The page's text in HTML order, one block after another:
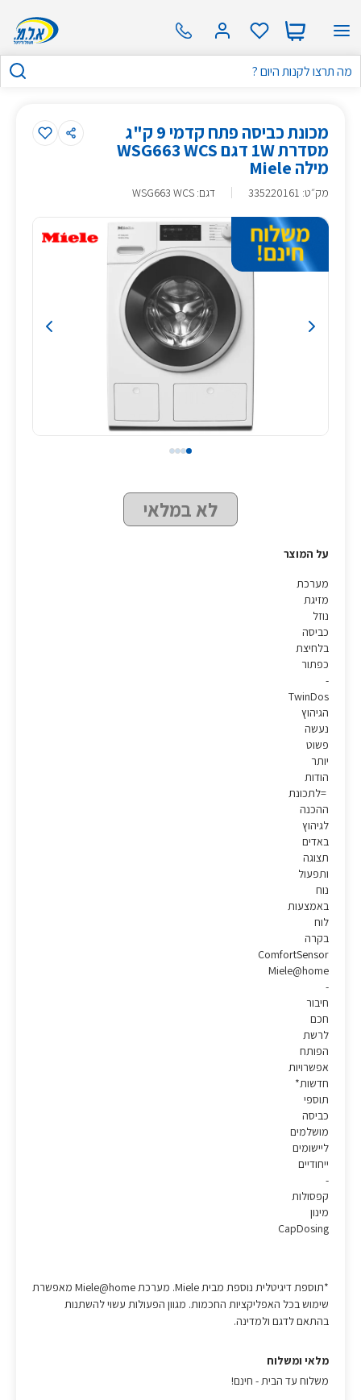
מכונת כביסה פתח קדמי 9 ק"ג
מסדרת 1W דגם WSG663 WCS
מילה Miele
מק״ט:
335220161 דגם: WSG663 WCS
לא במלאי
על המוצר
מערכת
מזיגת
נוזל
כביסה
בלחיצת
כפתור
-
TwinDos
הגיהוץ
נעשה
פשוט
יותר
הודות
=לתכונת
ההכנה
לגיהוץ
באדים
תצוגה
ותפעול
נוח
באמצעות
לוח
בקרה
ComfortSensor
Miele@home
-
חיבור
חכם
לרשת
הפותח
אפשרויות
חדשות*
תוספי
כביסה
מושלמים
ליישומים
ייחודיים
-
קפסולות
מינון
CapDosing
*תוספת דיגיטלית נוספת מבית Miele. מערכת Miele@home מאפשרת
שימוש בכל האפליקציות החכמות. מגוון הפעולות עשוי להשתנות
בהתאם לדגם ולמדינה.
מלאי ומשלוח
משלוח עד הבית - חינם!